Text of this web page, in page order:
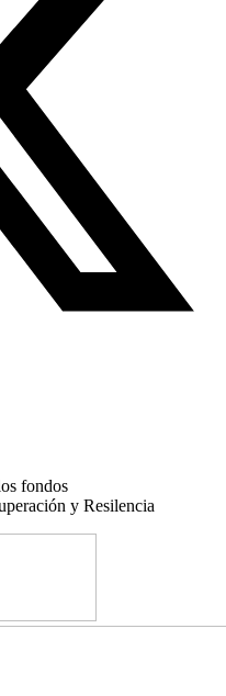
fondos
y Resilencia